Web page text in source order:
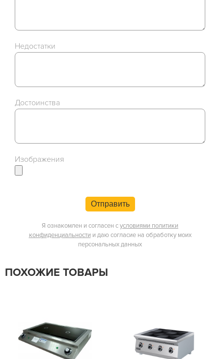
Недостатки
Достоинства
Изображения
Отправить
Я ознакомлен и согласен сусловиями политики
конфиденциальности и даю согласие на обработку моих
персональных данных
ПОХОЖИЕ ТОВАРЫ